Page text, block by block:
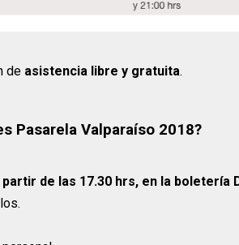
de asistencia libre y gratuita.
Pasarela Valparaíso 2018?
de las 17.30 hrs, en la boletería